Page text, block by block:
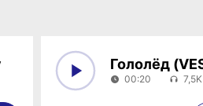
Гололёд
00:20 7,5K